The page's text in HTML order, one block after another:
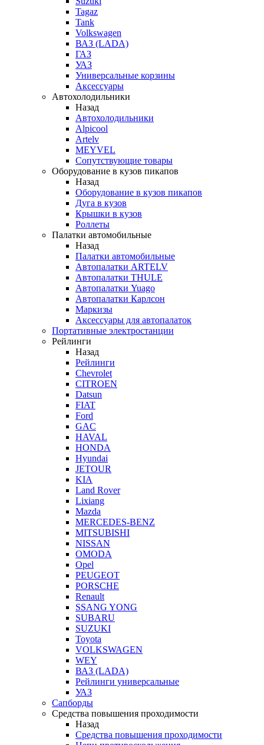
Tagaz
Tank
Volkswagen
ВАЗ (LADA)
ГАЗ
УАЗ
Универсальные корзины
Аксессуары
Автохолодильники
Назад
Автохолодильники
Alpicool
Artelv
MEYVEL
Сопутствующие товары
Оборудование в кузов пикапов
Назад
Оборудование в кузов пикапов
Дуга в кузов
Крышки в кузов
Роллеты
Палатки автомобильные
Назад
Палатки автомобильные
Автопалатки ARTELV
Автопалатки THULE
Автопалатки Yuago
Автопалатки Карлсон
Маркизы
Аксессуары для автопалаток
Портативные электростанции
Рейлинги
Назад
Рейлинги
Chevrolet
CITROEN
Datsun
FIAT
Ford
GAC
HAVAL
HONDA
Hyundai
JETOUR
KIA
Land Rover
Lixiang
Mazda
MERCEDES-BENZ
MITSUBISHI
NISSAN
OMODA
Opel
PEUGEOT
PORSCHE
Renault
SSANG YONG
SUBARU
SUZUKI
Toyota
VOLKSWAGEN
WEY
ВАЗ (LADA)
Рейлинги универсальные
УАЗ
Сапборды
Средства повышения проходимости
Назад
Средства повышения проходимости